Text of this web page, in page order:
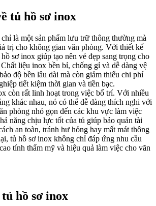
tủ hồ sơ inox
là một sản phẩm lưu trữ thông thường mà
trị cho không gian văn phòng. Với thiết kế
sơ inox giúp tạo nên vẻ đẹp sang trọng cho
liệu inox bền bỉ, chống gỉ và dễ dàng vệ
độ bền lâu dài mà còn giảm thiểu chi phí
tiết kiệm thời gian và tiền bạc.
còn rất linh hoạt trong việc bố trí. Với nhiều
khác nhau, nó có thể dễ dàng thích nghi với
phòng nhỏ gọn đến các khu vực làm việc
năng chịu lực tốt của tủ giúp bảo quản tài
an toàn, tránh hư hỏng hay mất mát thông
tủ hồ sơ inox không chỉ đáp ứng nhu cầu
tính thẩm mỹ và hiệu quả làm việc cho văn
hồ sơ inox